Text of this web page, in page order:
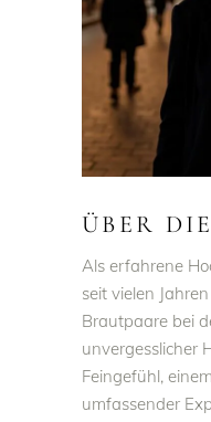
ÜBER
Als erfahrene
seit vielen
Brautpaare bei
unvergesslicher
Feingefühl,
umfassender